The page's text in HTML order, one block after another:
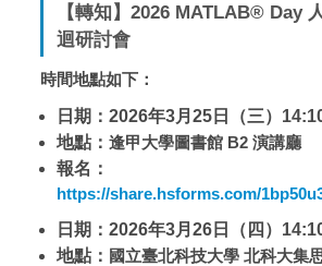
【轉知】2026 MATLAB® Day
迴研討會
時間地點如下：
日期：2026年3月25 日（三）
地點：逢甲大學圖書館 B2 演講廳
報名：
https://share.hsforms.com/
日期：2026年3月26 日（四）
地點： 國立臺北科技大學北科大集